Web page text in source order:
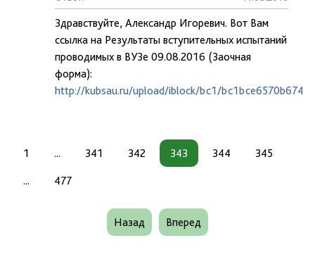
Здравствуйте, Александр Игоревич. Вот Вам
ссылка на Результаты вступительных испытаний
проводимых в ВУЗе 09.08.2016 (Заочная
форма):
http://kubsau.ru/upload/iblock/bc1/
1 ... 341 342 343 344 345
... 477
Назад Вперед